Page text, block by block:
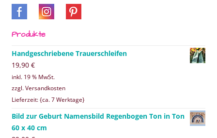
Produkte
Handgeschriebene Trauerschleifen
19,90 €
inkl. 19 % MwSt.
zzgl. Versandkosten
Lieferzeit: {ca. 7 Werktage}
Bild zur Geburt Namensbild Regenbogen Ton in Ton
60 x 40 cm